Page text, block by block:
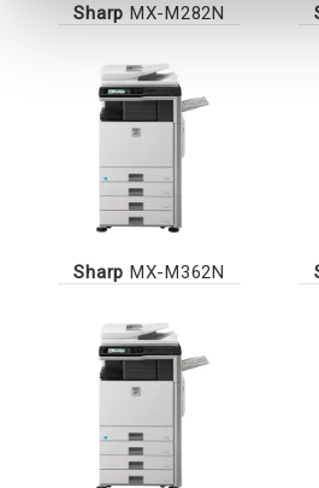
Sharp MX-M282N
Sharp MX-M362N